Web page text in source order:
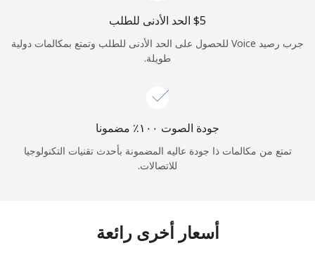
جرب رصيد Voice للحصول على الحد الأدنى للطلب وتمتع بمكالمات دولية
طويلة.
جودة الصوت ١٠٠٪ مضمونا
تمتع من مكالمات ذا جودة عاليه المضمونة بأحدث تقنيات التكنولوجيا
للاتصالات.
أسعار أخرى رائعة